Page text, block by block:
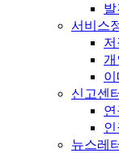
서비스
개
신고센
뉴스레